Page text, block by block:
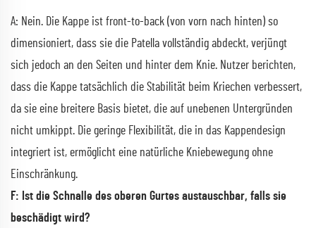
A: Nein. Die Kappe ist front-to-back (von vorn nach hinten) so
dimensioniert, dass sie die Patella vollständig abdeckt, verjüngt
sich jedoch an den Seiten und hinter dem Knie. Nutzer berichten,
dass die Kappe tatsächlich die Stabilität beim Kriechen verbessert,
da sie eine breitere Basis bietet, die auf unebenen Untergründen
nicht umkippt. Die geringe Flexibilität, die in das Kappendesign
integriert ist, ermöglicht eine natürliche Kniebewegung ohne
Einschränkung.
F: Ist die Schnalle des oberen Gurtes austauschbar, falls sie
beschädigt wird?